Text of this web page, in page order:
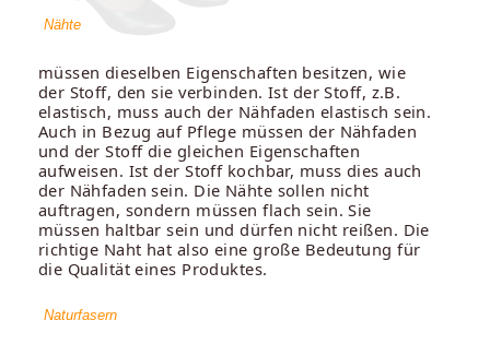
Nähte
müssen dieselben Eigenschaften besitzen, wie
der Stoff, den sie verbinden. Ist der Stoff, z.B.
elastisch, muss auch der Nähfaden elastisch sein.
Auch in Bezug auf Pflege müssen der Nähfaden
und der Stoff die gleichen Eigenschaften
aufweisen. Ist der Stoff kochbar, muss dies auch
der Nähfaden sein. Die Nähte sollen nicht
auftragen, sondern müssen flach sein. Sie
müssen haltbar sein und dürfen nicht reißen. Die
richtige Naht hat also eine große Bedeutung für
die Qualität eines Produktes.
Naturfasern